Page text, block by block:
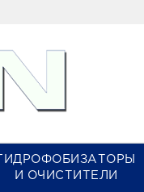
ГИДРОФОБИЗАТОРЫ
И ОЧИСТИТЕЛИ